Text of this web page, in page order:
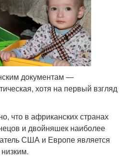
документам —
хотя на первый взгляд
что в африканских странах
и двойняшек наиболее
США и Европе является